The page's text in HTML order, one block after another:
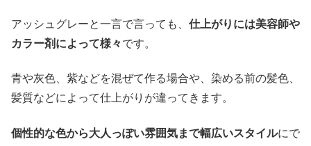
アッシュグレーと一言で言っても、 仕上がりには美容師や
カラー剤によって様々です。
青や灰色、紫などを混ぜて作る場合や、染める前の髪色、
髪質などによって仕上がりが違ってきます。
個性的な色から大人っぽい雰囲気まで幅広いスタイルにで